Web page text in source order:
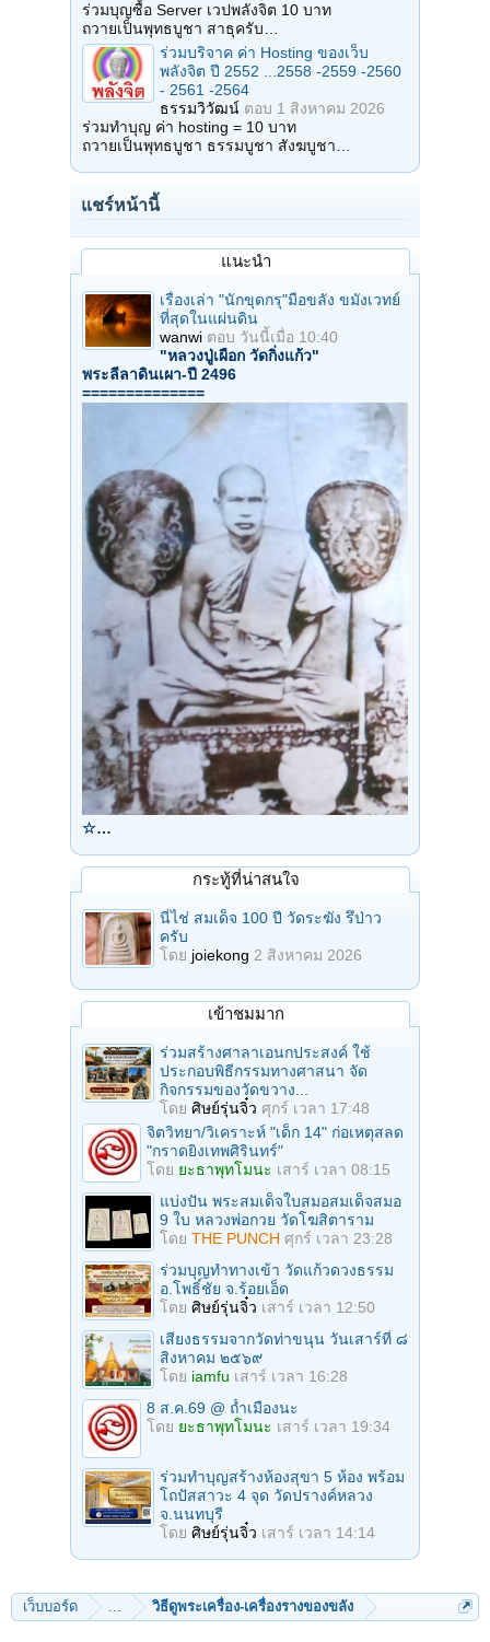
ร่วมบุญซื้อ Server เวปพลังจิต 10 บาท
ถวายเป็นพุทธบูชา สาธุครับ…
ร่วมบริจาค ค่า Hosting ของเว็บ
พลังจิต ปี 2552 ...2558 -2559 -2560
- 2561 -2564
ธรรมวิวัฒน์ ตอบ 1 สิงหาคม 2026
ร่วมทำบุญ ค่า hosting = 10 บาท
ถวายเป็นพุทธบูชา ธรรมบูชา สังฆบูชา…
แชร์หน้านี้
แนะนำ
เรื่องเล่า "นักขุดกรุ"มือขลัง ขมังเวทย์
ที่สุดในแผ่นดิน
wanwi ตอบ วันนี้เมื่อ 10:40
"หลวงปู่เผือก วัดกิ่งแก้ว"
พระลีลาดินเผา-ปี 2496
==============
☆…
กระทู้ที่น่าสนใจ
นี่ไช่ สมเด็จ 100 ปี วัดระฆัง รึป่าว
ครับ
โดย joiekong 2 สิงหาคม 2026
เข้าชมมาก
ร่วมสร้างศาลาเอนกประสงค์ ใช้
ประกอบพิธีกรรมทางศาสนา จัด
กิจกรรมของวัดขวาง...
โดย ศิษย์รุ่นจิ๋ว ศุกร์ เวลา 17:48
จิตวิทยา/วิเคราะห์ "เด็ก 14" ก่อเหตุสลด
"กราดยิงเทพศิรินทร์"
โดย ยะธาพุทโมนะ เสาร์ เวลา 08:15
แบ่งปัน พระสมเด็จใบสมอสมเด็จสมอ
9 ใบ หลวงพ่อกวย วัดโฆสิตาราม
โดย THE PUNCH ศุกร์ เวลา 23:28
ร่วมบุญทําทางเข้า วัดแก้วดวงธรรม
อ.โพธิ์ชัย จ.ร้อยเอ็ด
โดย ศิษย์รุ่นจิ๋ว เสาร์ เวลา 12:50
เสียงธรรมจากวัดท่าขนุน วันเสาร์ที่ ๘
สิงหาคม ๒๕๖๙
โดย iamfu เสาร์ เวลา 16:28
8 ส.ค.69 @ ถ้ำเมืองนะ
โดย ยะธาพุทโมนะ เสาร์ เวลา 19:34
ร่วมทําบุญสร้างห้องสุขา 5 ห้อง พร้อม
โถปัสสาวะ 4 จุด วัดปรางค์หลวง
จ.นนทบุรี
โดย ศิษย์รุ่นจิ๋ว เสาร์ เวลา 14:14
เว็บบอร์ด วิธีดูพระเครื่อง-เครื่องรางของขลัง